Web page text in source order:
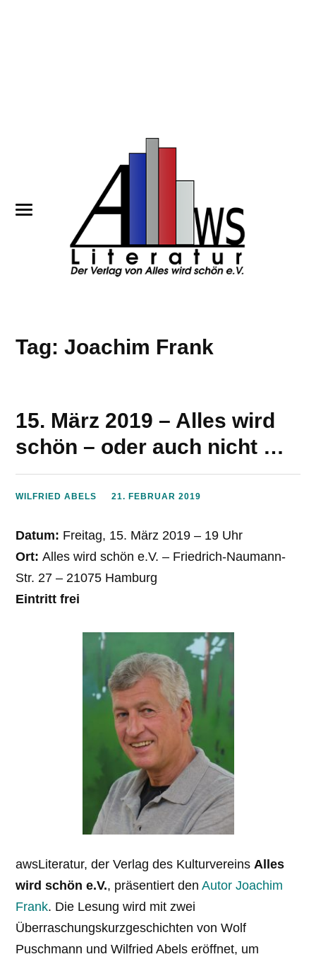
Tag: Joachim Frank
15. März 2019 – Alles wird
schön – oder auch nicht …
WILFRIED ABELS 21. FEBRUAR 2019
Datum: Freitag, 15. März 2019 – 19 Uhr
Ort:Alles wird schön e.V. – Friedrich-Naumann-
Str. 27 – 21075 Hamburg
Eintritt frei
awsLiteratur, der Verlag des Kulturvereins Alles
wird schön e.V., präsentiert denAutor Joachim
Frank. Die Lesung wird mit zwei
Überraschungskurzgeschichten von Wolf
Puschmann und Wilfried Abels eröffnet, um